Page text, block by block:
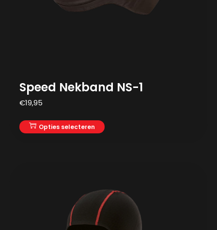
Speed Nekband NS-1
€19,95
Opties selecteren